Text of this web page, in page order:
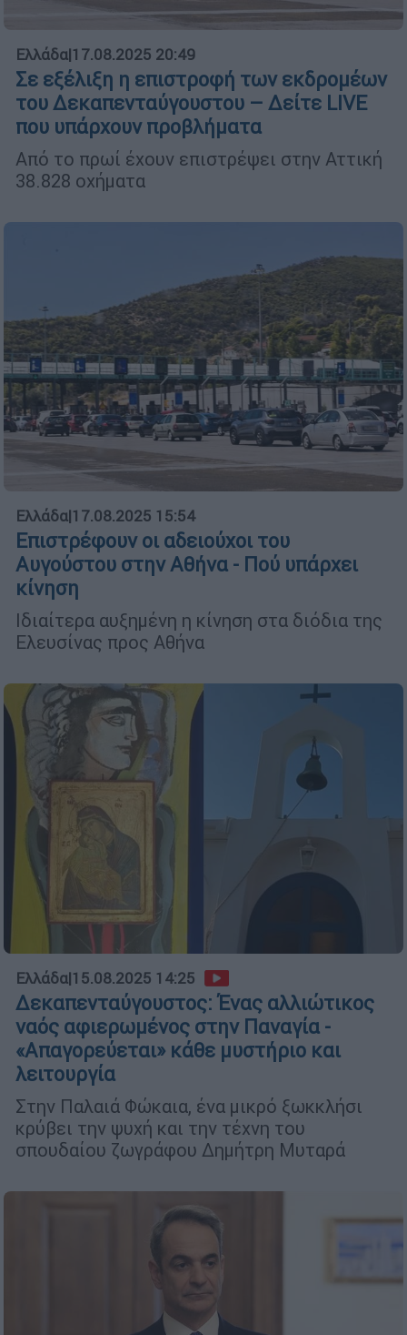
Ελλάδα|17.08.2025 20:49
Σε εξέλιξη η επιστροφή των εκδρομέων
του Δεκαπενταύγουστου – Δείτε LIVE
που υπάρχουν προβλήματα
Από το πρωί έχουν επιστρέψει στην Αττική
38.828 οχήματα
Ελλάδα|17.08.2025 15:54
Επιστρέφουν οι αδειούχοι του
Αυγούστου στην Αθήνα - Πού υπάρχει
κίνηση
Ιδιαίτερα αυξημένη η κίνηση στα διόδια της
Ελευσίνας προς Αθήνα
Ελλάδα|15.08.2025 14:25
Δεκαπενταύγουστος: Ένας αλλιώτικος
ναός αφιερωμένος στην Παναγία -
«Απαγορεύεται» κάθε μυστήριο και
λειτουργία
Στην Παλαιά Φώκαια, ένα μικρό ξωκκλήσι
κρύβει την ψυχή και την τέχνη του
σπουδαίου ζωγράφου Δημήτρη Μυταρά